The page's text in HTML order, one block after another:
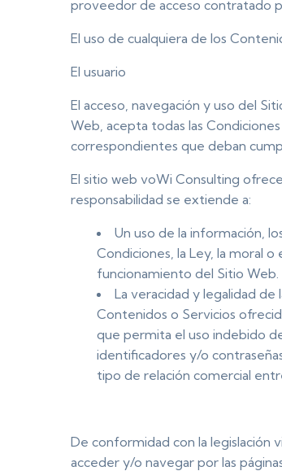
proveedor de acceso contratado
El uso de cualquiera de los
El usuario
El acceso, navegación y uso del
Web, acepta todas las
correspondientes que deban
El sitio web voWi Consulting
responsabilidad se extiende a:
Un uso de la información,
Condiciones, la Ley, la moral
funcionamiento del Sitio Web.
La veracidad y legalidad
Contenidos o Servicios
que permita el uso indebido
identificadores y/o
tipo de relación comercial
De conformidad con la legislación
acceder y/o navegar por las